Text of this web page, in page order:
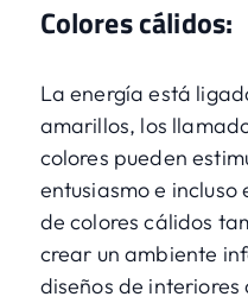
Colores cálidos:
La energía está
amarillos, los
colores pueden
entusiasmo e incluso
de colores cálidos
crear un ambiente
diseños de interiores